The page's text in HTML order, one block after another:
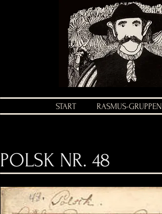
START RASMUS-GRUPPEN
POLSK NR. 48